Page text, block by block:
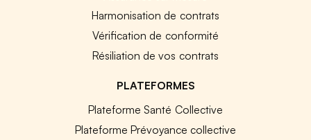
Harmonisation de contrats
Vérification de conformité
Résiliation de vos contrats
PLATEFORMES
Plateforme Santé Collective
Plateforme Prévoyance collective